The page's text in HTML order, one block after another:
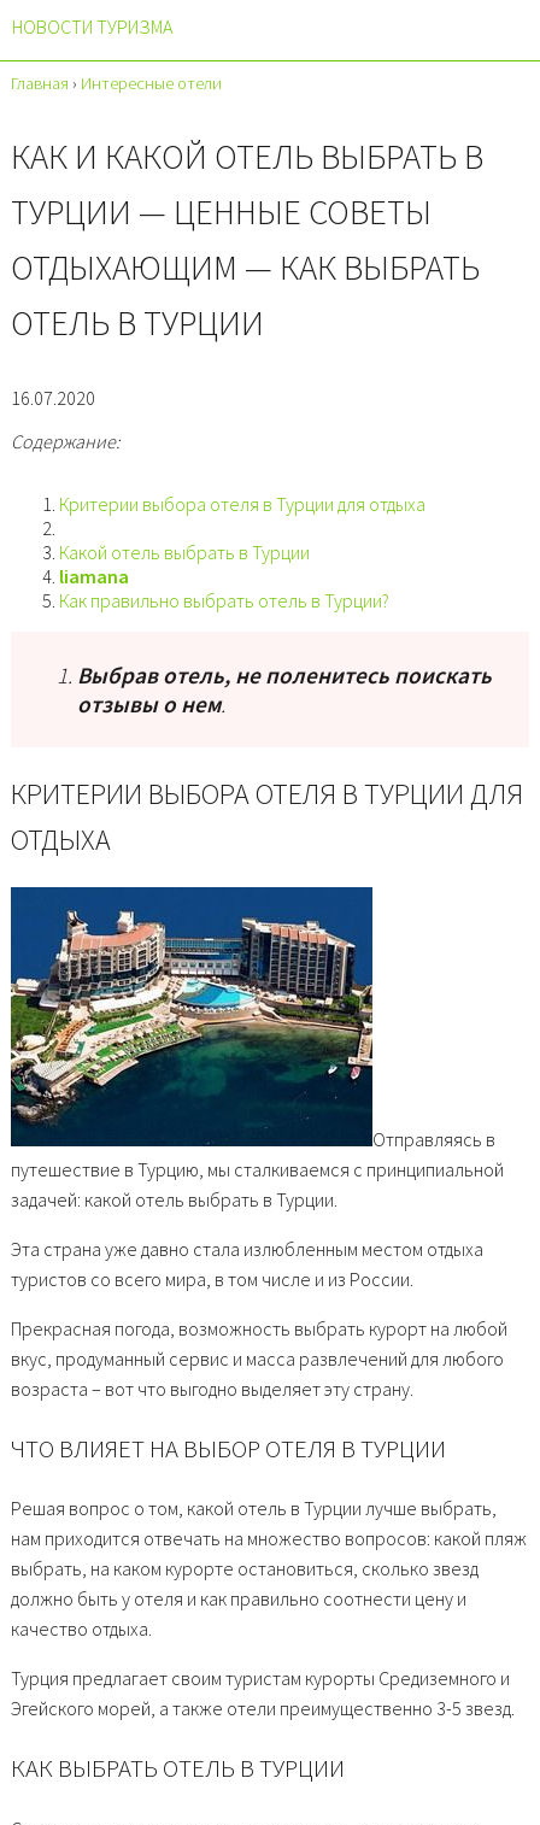
НОВОСТИ ТУРИЗМА
Главная › Интересные отели
КАК И КАКОЙ ОТЕЛЬ ВЫБРАТЬ В
ТУРЦИИ — ЦЕННЫЕ СОВЕТЫ
ОТДЫХАЮЩИМ — КАК ВЫБРАТЬ
ОТЕЛЬ В ТУРЦИИ
16.07.2020
Содержание:
Критерии выбора отеля в Турции для отдыха
Какой отель выбрать в Турции
liamana
Как правильно выбрать отель в Турции?
Выбрав отель, не поленитесь поискать
отзывы о нем.
КРИТЕРИИ ВЫБОРА ОТЕЛЯ В ТУРЦИИ ДЛЯ
ОТДЫХА
Отправляясь в
путешествие в Турцию, мы сталкиваемся с принципиальной
задачей: какой отель выбрать в Турции.
Эта страна уже давно стала излюбленным местом отдыха
туристов со всего мира, в том числе и из России.
Прекрасная погода, возможность выбрать курорт на любой
вкус, продуманный сервис и масса развлечений для любого
возраста – вот что выгодно выделяет эту страну.
ЧТО ВЛИЯЕТ НА ВЫБОР ОТЕЛЯ В ТУРЦИИ
Решая вопрос о том, какой отель в Турции лучше выбрать,
нам приходится отвечать на множество вопросов: какой пляж
выбрать, на каком курорте остановиться, сколько звезд
должно быть у отеля и как правильно соотнести цену и
качество отдыха.
Турция предлагает своим туристам курорты Средиземного и
Эгейского морей, а также отели преимущественно 3-5 звезд.
КАК ВЫБРАТЬ ОТЕЛЬ В ТУРЦИИ